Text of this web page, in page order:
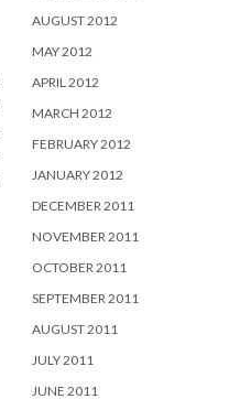
AUGUST 2012
MAY 2012
APRIL 2012
MARCH 2012
FEBRUARY 2012
JANUARY 2012
DECEMBER 2011
NOVEMBER 2011
OCTOBER 2011
SEPTEMBER 2011
AUGUST 2011
JULY 2011
JUNE 2011